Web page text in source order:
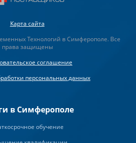
Карта сайта
Технологий в Симферополе. Все
права защищены
соглашение
персональных данных
в Симферополе
обучение